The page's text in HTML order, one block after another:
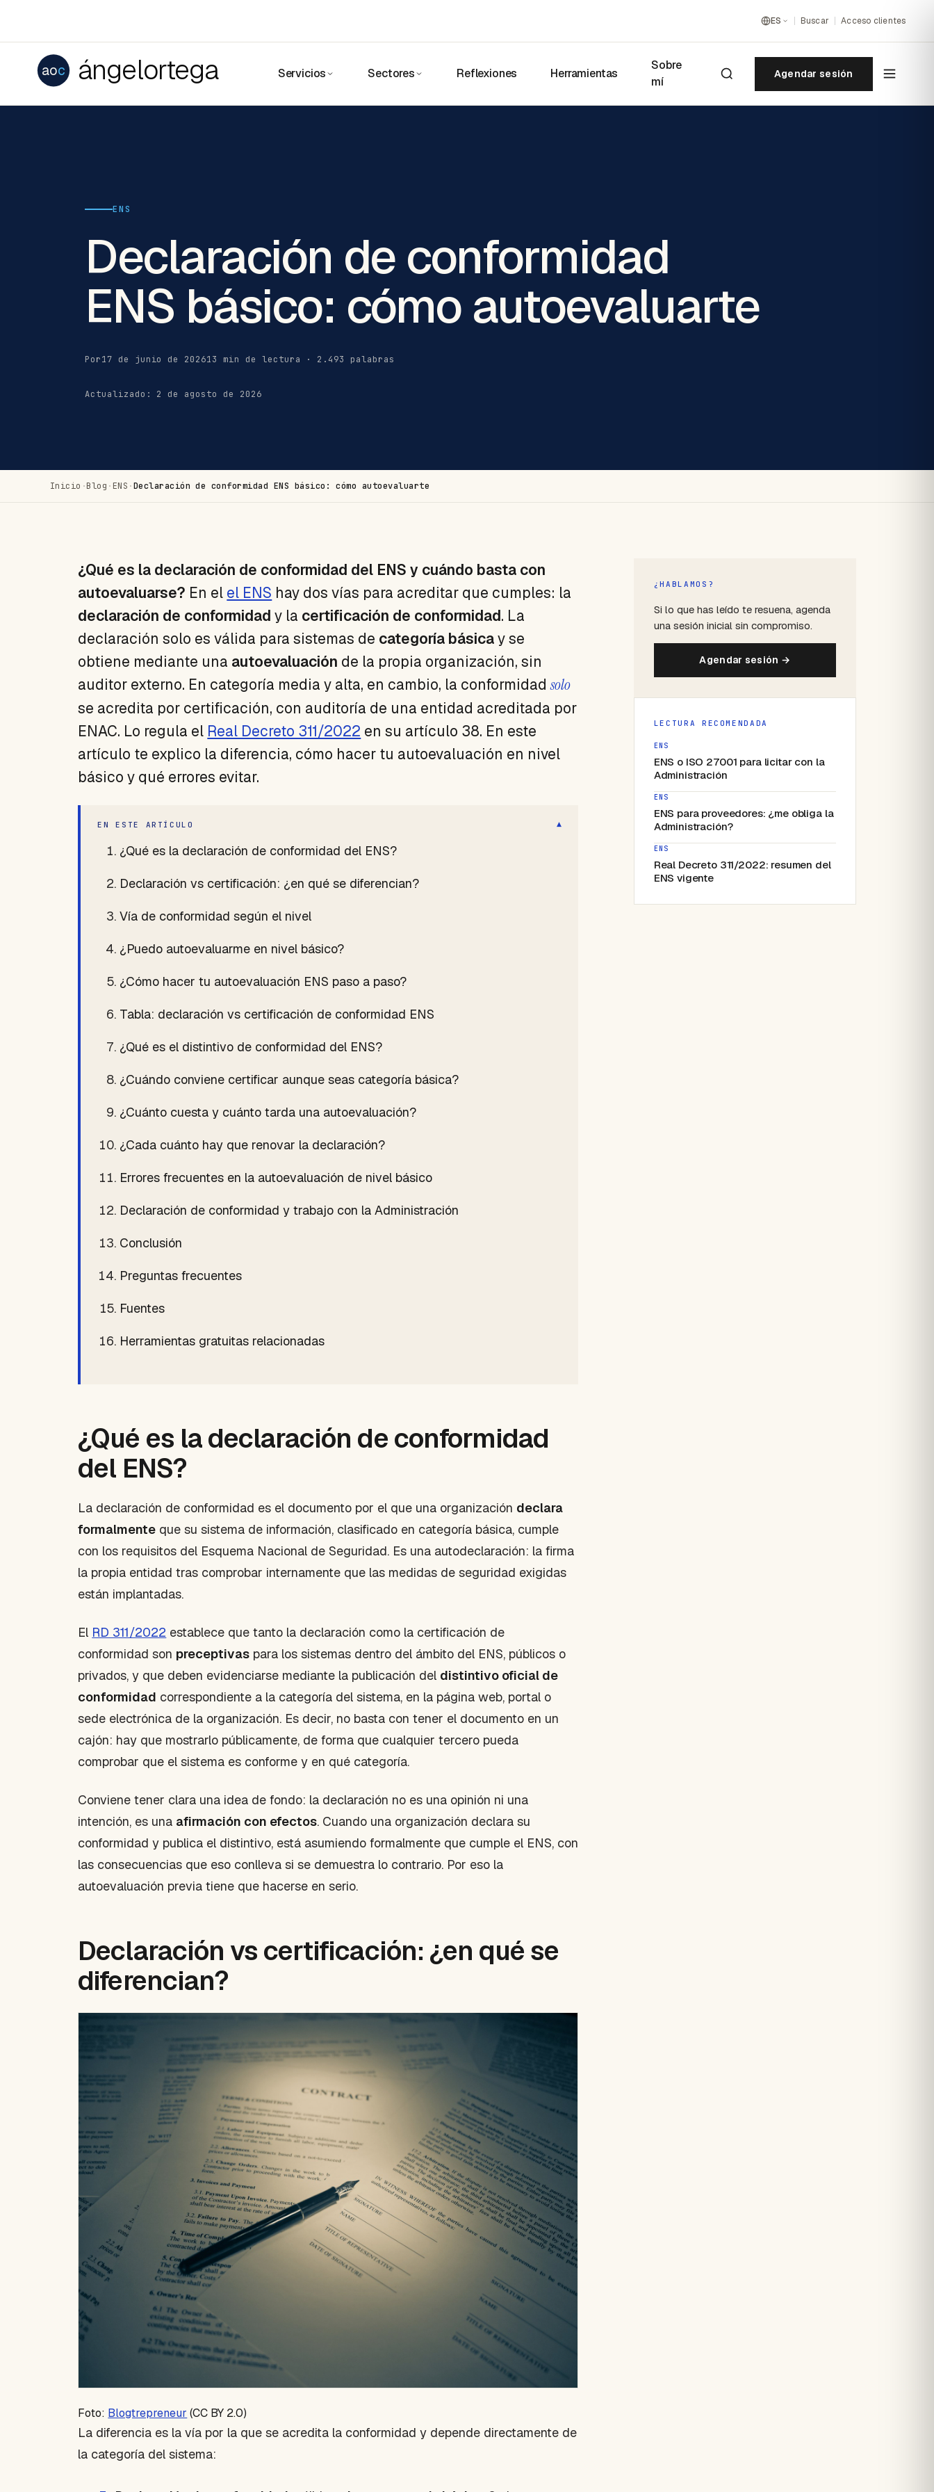
ES Buscar Acceso clientes
aoc ángelortega Servicios Sectores Reflexiones Herramientas
Sobre
mí
Agendar sesión
ENS
Declaración de conformidad
ENS básico: cómo autoevaluarte
Por17 de junio de 202613 min de lectura · 2.493 palabras
Actualizado: 2 de agosto de 2026
Inicio ·Blog · ENS ·Declaración de conformidad ENS básico: cómo autoevaluarte
¿Qué es la declaración de conformidad del ENS y cuándo basta con
autoevaluarse? En el el ENS hay dos vías para acreditar que cumples: la
declaración de conformidad y la certificación de conformidad. La
declaración solo es válida para sistemas de categoría básicay se
obtiene mediante una autoevaluación de la propia organización, sin
auditor externo. En categoría media y alta, en cambio, la conformidadsolo
se acredita por certificación, con auditoría de una entidad acreditada por
ENAC. Lo regula el Real Decreto 311/2022 en su artículo 38. En este
artículo te explico la diferencia, cómo hacer tu autoevaluación en nivel
básico y qué errores evitar.
EN ESTE ARTÍCULO ▾
¿Qué es la declaración de conformidad del ENS?
Declaración vs certificación: ¿en qué se diferencian?
Vía de conformidad según el nivel
¿Puedo autoevaluarme en nivel básico?
¿Cómo hacer tu autoevaluación ENS paso a paso?
Tabla: declaración vs certificación de conformidad ENS
¿Qué es el distintivo de conformidad del ENS?
¿Cuándo conviene certificar aunque seas categoría básica?
¿Cuánto cuesta y cuánto tarda una autoevaluación?
¿Cada cuánto hay que renovar la declaración?
Errores frecuentes en la autoevaluación de nivel básico
Declaración de conformidad y trabajo con la Administración
Conclusión
Preguntas frecuentes
Fuentes
Herramientas gratuitas relacionadas
¿Qué es la declaración de conformidad
del ENS?
La declaración de conformidad es el documento por el que una organización declara
formalmente que su sistema de información, clasificado en categoría básica, cumple
con los requisitos del Esquema Nacional de Seguridad. Es una autodeclaración: la firma
la propia entidad tras comprobar internamente que las medidas de seguridad exigidas
están implantadas.
El RD 311/2022 establece que tanto la declaración como la certificación de
conformidad son preceptivas para los sistemas dentro del ámbito del ENS, públicos o
privados, y que deben evidenciarse mediante la publicación del distintivo oficial de
conformidad correspondiente a la categoría del sistema, en la página web, portal o
sede electrónica de la organización. Es decir, no basta con tener el documento en un
cajón: hay que mostrarlo públicamente, de forma que cualquier tercero pueda
comprobar que el sistema es conforme y en qué categoría.
Conviene tener clara una idea de fondo: la declaración no es una opinión ni una
intención, es una afirmación con efectos. Cuando una organización declara su
conformidad y publica el distintivo, está asumiendo formalmente que cumple el ENS, con
las consecuencias que eso conlleva si se demuestra lo contrario. Por eso la
autoevaluación previa tiene que hacerse en serio.
Declaración vs certificación: ¿en qué se
diferencian?
Foto: Blogtrepreneur (CC BY 2.0)
La diferencia es la vía por la que se acredita la conformidad y depende directamente de
la categoría del sistema:
¿HABLAMOS?
Si lo que has leído te resuena, agenda
una sesión inicial sin compromiso.
Agendar sesión →
LECTURA RECOMENDADA
ENS
ENS o ISO 27001 para licitar con la
Administración
ENS
ENS para proveedores: ¿me obliga la
Administración?
ENS
Real Decreto 311/2022: resumen del
ENS vigente